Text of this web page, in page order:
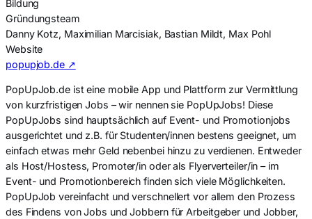
Bildung
Gründungsteam
Danny Kotz, Maximilian Marcisiak, Bastian Mildt, Max Pohl
Website
popupjob.de ↗
PopUpJob.de ist eine mobile App und Plattform zur Vermittlung
von kurzfristigen Jobs – wir nennen sie PopUpJobs! Diese
PopUpJobs sind hauptsächlich auf Event- und Promotionjobs
ausgerichtet und z.B. für Studenten/innen bestens geeignet, um
einfach etwas mehr Geld nebenbei hinzu zu verdienen. Entweder
als Host/Hostess, Promoter/in oder als Flyerverteiler/in – im
Event- und Promotionbereich finden sich viele Möglichkeiten.
PopUpJob vereinfacht und verschnellert vor allem den Prozess
des Findens von Jobs und Jobbern für Arbeitgeber und Jobber,